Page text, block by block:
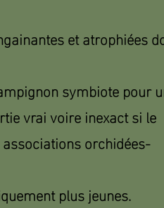
et atrophiées
symbiote pour
vrai voire inexact si le
orchidées-
plus jeunes.